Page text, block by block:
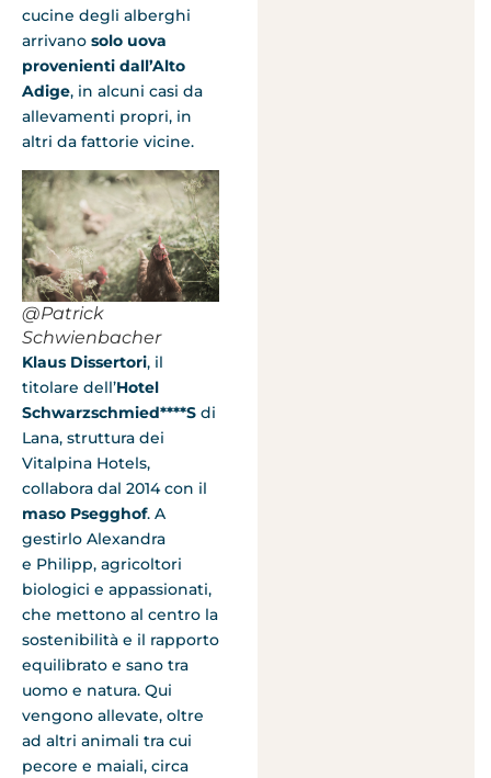
cucine degli alberghi
arrivano solo uova
provenienti dall’Alto
Adige, in alcuni casi da
allevamenti propri, in
altri da fattorie vicine.
@Patrick
Schwienbacher
Klaus Dissertori, il
titolare dell’Hotel
Schwarzschmied****S di
Lana, struttura dei
Vitalpina Hotels,
collabora dal 2014 con il
maso Psegghof. A
gestirlo Alexandra
e Philipp, agricoltori
biologici e appassionati,
che mettono al centro la
sostenibilità e il rapporto
equilibrato e sano tra
uomo e natura. Qui
vengono allevate, oltre
ad altri animali tra cui
pecore e maiali, circa